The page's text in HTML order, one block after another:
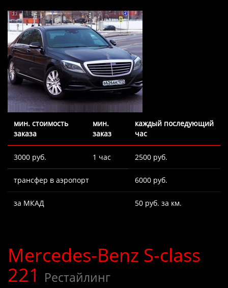
мин. стоимость
заказа
мин.
заказ
каждый последующий
час
3000 руб. 1 час 2500 руб.
трансфер в аэропорт 6000 руб.
за МКАД 50 руб. за км.
Mercedes-Benz S-class
221 Рестайлинг